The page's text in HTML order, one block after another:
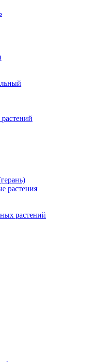
растения
растений